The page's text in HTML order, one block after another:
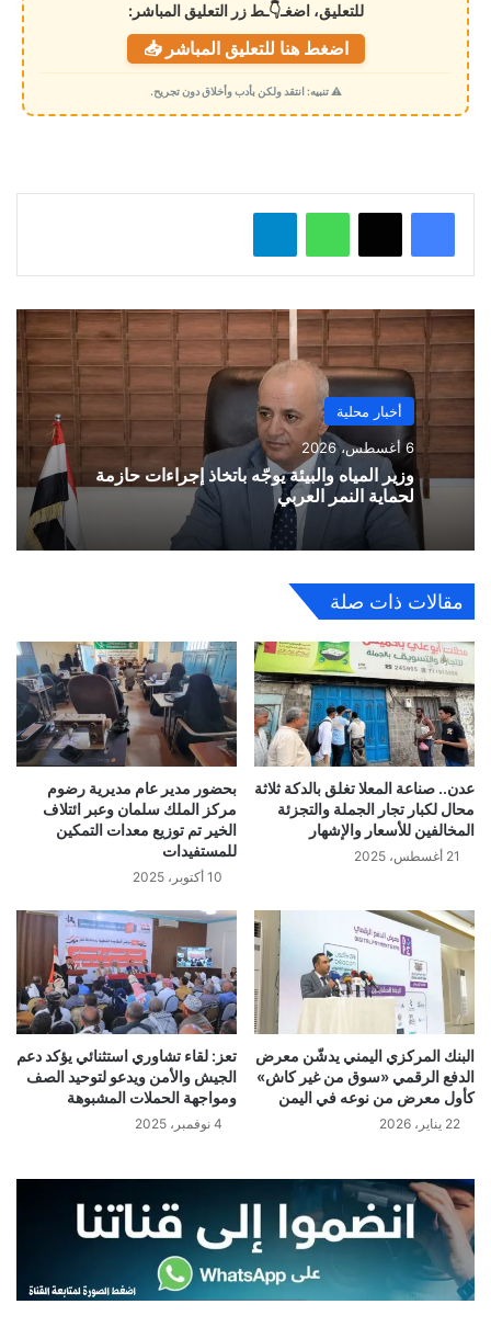
م
ي
للتعليق، اضغـ👇ـط زر التعليق المباشر:
اضغط هنا للتعليق المباشر 📥
⚠️ تنبيه: انتقد ولكن بأدب وأخلاق دون تجريح.
واتساب
أخبار محلية
6 أغسطس، 2026
وزير المياه والبيئة يوجّه باتخاذ إجراءات حازمة
لحماية النمر العربي
مقالات ذات صلة
عدن.. صناعة المعلا تغلق بالدكة ثلاثة
محال لكبار تجار الجملة والتجزئة
المخالفين للأسعار والإشهار
21 أغسطس، 2025
بحضور مدير عام مديرية رضوم
مركز الملك سلمان وعبر ائتلاف
الخير تم توزيع معدات التمكين
للمستفيدات
10 أكتوبر، 2025
البنك المركزي اليمني يدشّن معرض
الدفع الرقمي «سوق من غير كاش»
كأول معرض من نوعه في اليمن
22 يناير، 2026
تعز: لقاء تشاوري استثنائي يؤكد دعم
الجيش والأمن ويدعو لتوحيد الصف
ومواجهة الحملات المشبوهة
4 نوفمبر، 2025